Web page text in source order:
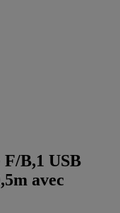
F/B,1 USB
avec